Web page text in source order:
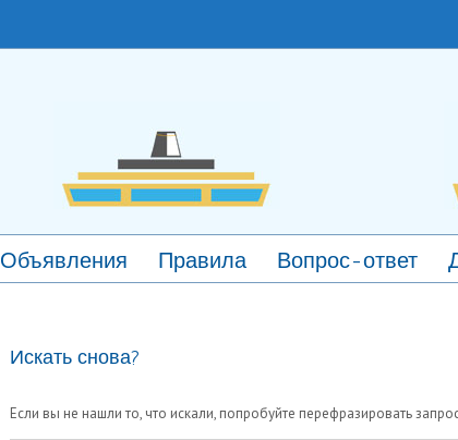
Объявления Правила Вопрос-ответ
Искать снова?
Если вы не нашли то, что искали, попробуйте перефразировать